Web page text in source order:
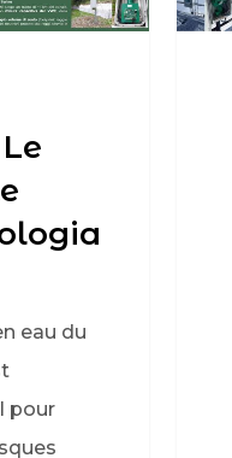
eau du
pour